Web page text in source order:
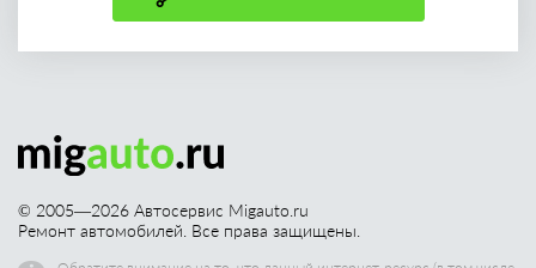
© 2005—2026 Автосервис Migauto.ru
Ремонт автомобилей. Все права защищены.